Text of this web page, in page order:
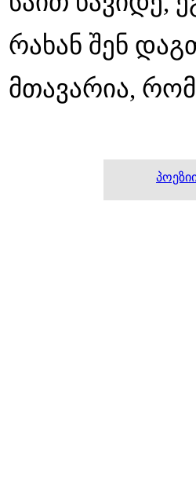
რახან შენ
მთავარია,